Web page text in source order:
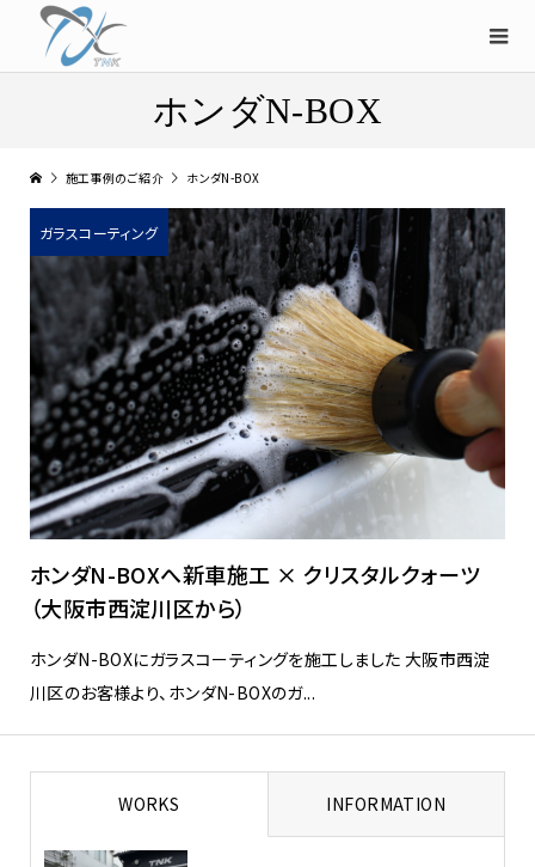
ホンダN-BOX
施工事例のご紹介 ホンダN-BOX
ガラスコーティング
ホンダN-BOXへ新車施工 × クリスタルクォーツ
（大阪市西淀川区から）
ホンダN-BOXにガラスコーティングを施工しました 大阪市西淀
川区のお客様より、ホンダN-BOXのガ...
WORKS INFORMATION